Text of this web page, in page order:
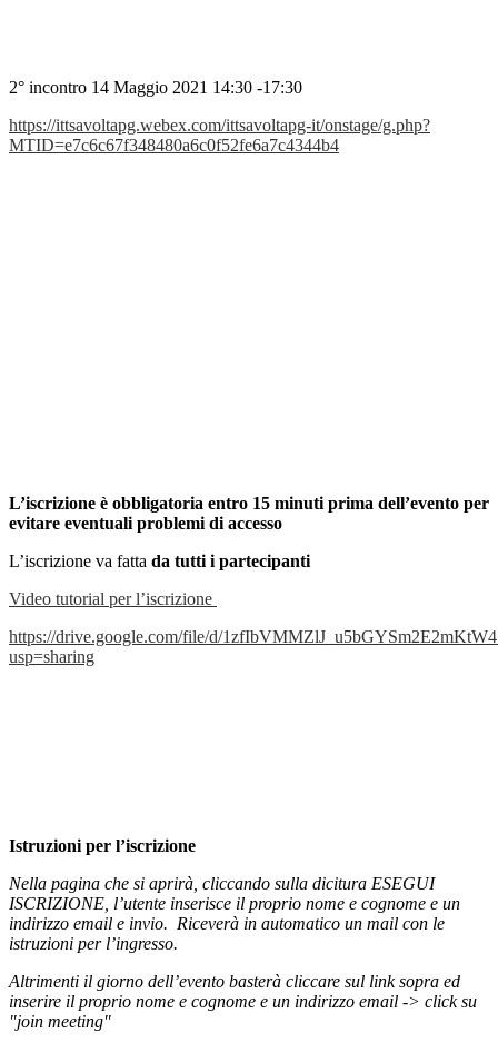
2° incontro 14 Maggio 2021 14:30 -17:30
https://ittsavoltapg.webex.com/ittsavoltapg-it/onstage/g.php?
MTID=e7c6c67f348480a6c0f52fe6a7c4344b4
L’iscrizione è obbligatoria entro 15 minuti prima dell’evento per
evitare eventuali problemi di accesso
L’iscrizione va fatta da tutti i partecipanti
Video tutorial per l’iscrizione
https://drive.google.com/file/d/
usp=sharing
Istruzioni per l’iscrizione
Nella pagina che si aprirà, cliccando sulla dicitura ESEGUI
ISCRIZIONE, l’utente inserisce il proprio nome e cognome e un
indirizzo email e invio. Riceverà in automatico un mail con le
istruzioni per l’ingresso.
Altrimenti il giorno dell’evento basterà cliccare sul link sopra ed
inserire il proprio nome e cognome e un indirizzo email -> click su
"join meeting"